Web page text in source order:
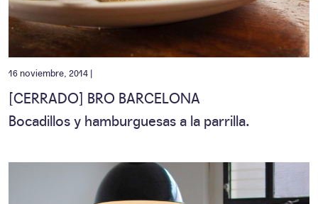
16 noviembre, 2014 |
[CERRADO] BRO BARCELONA
Bocadillos y hamburguesas a la parrilla.